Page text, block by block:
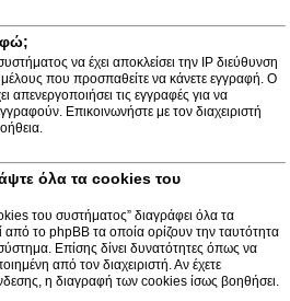
να έχει αποκλείσει την IP διεύθυνση
που προσπαθείτε να κάνετε εγγραφή. Ο
απενεργοποιήσει τις εγγραφές για να
Επικοινωνήστε με τον διαχειριστή
όλα τα cookies του
του συστήματος” διαγράφει όλα τα
το phpBB τα οποία ορίζουν την ταυτότητα
Επίσης δίνει δυνατότητες όπως να
από τον διαχειριστή. Αν έχετε
η διαγραφή των cookies ίσως βοηθήσει.